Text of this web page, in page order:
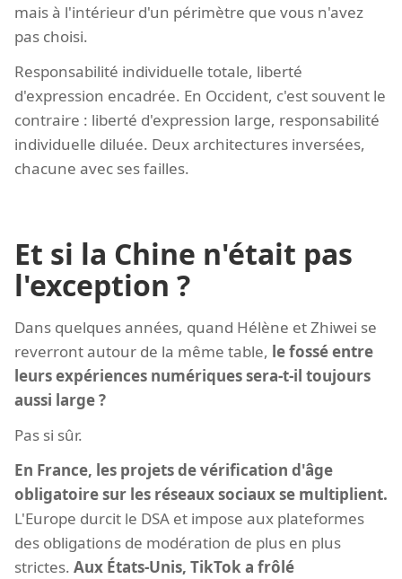
mais à l'intérieur d'un périmètre que vous n'avez
pas choisi.
Responsabilité individuelle totale, liberté
d'expression encadrée. En Occident, c'est souvent le
contraire : liberté d'expression large, responsabilité
individuelle diluée. Deux architectures inversées,
chacune avec ses failles.
Et si la Chine n'était pas
l'exception ?
Dans quelques années, quand Hélène et Zhiwei se
reverront autour de la même table, le fossé entre
leurs expériences numériques sera-t-il toujours
aussi large ?
Pas si sûr.
En France, les projets de vérification d'âge
obligatoire sur les réseaux sociaux se multiplient.
L'Europe durcit le DSA et impose aux plateformes
des obligations de modération de plus en plus
strictes. Aux États-Unis, TikTok a frôlé